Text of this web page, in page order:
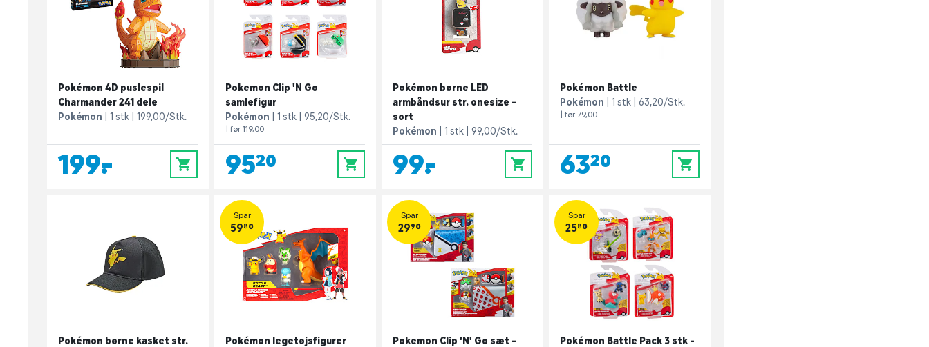
Pokémon 4D puslespil
Charmander 241 dele
Pokémon
1 stk 199,00/Stk.
199,- 0
Pokemon Clip 'N Go
samlefigur
Pokémon
1 stk 95,20/Stk.
| før 119,00
95,20 0
Pokémon børne LED
armbåndsur str. onesize -
sort
Pokémon
1 stk 99,00/Stk.
99,- 0
Pokémon Battle
Pokémon
1 stk 63,20/Stk.
| før 79,00
63,20 0
Pokémon børne kasket str.
Spar
59,80
Pokémon legetøjsfigurer
Spar
29,90
Pokemon Clip 'N' Go sæt -
Spar
25,80
Pokémon Battle Pack 3 stk -